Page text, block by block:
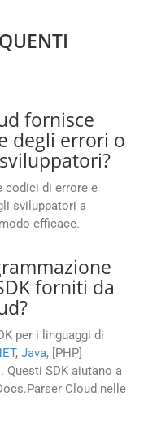
fornisce
degli errori o
codici di errore e
sviluppatori a
efficace.
forniti da
per i linguaggi di
, Java, [PHP]
. Questi SDK aiutano a
Cloud nelle